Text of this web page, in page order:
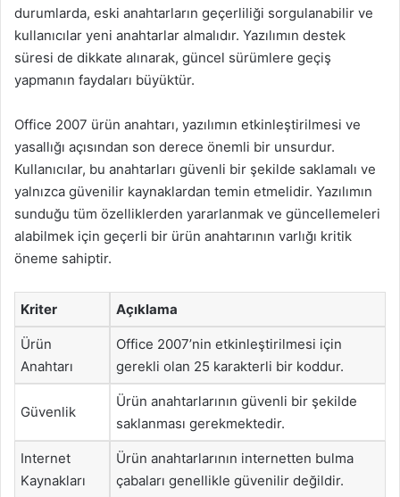
durumlarda, eski anahtarların geçerliliği sorgulanabilir ve
kullanıcılar yeni anahtarlar almalıdır. Yazılımın destek
süresi de dikkate alınarak, güncel sürümlere geçiş
yapmanın faydaları büyüktür.
Office 2007 ürün anahtarı, yazılımın etkinleştirilmesi ve
yasallığı açısından son derece önemli bir unsurdur.
Kullanıcılar, bu anahtarları güvenli bir şekilde saklamalı ve
yalnızca güvenilir kaynaklardan temin etmelidir. Yazılımın
sunduğu tüm özelliklerden yararlanmak ve güncellemeleri
alabilmek için geçerli bir ürün anahtarının varlığı kritik
öneme sahiptir.
Kriter Açıklama
Ürün
Anahtarı
Office 2007’nin etkinleştirilmesi için
gerekli olan 25 karakterli bir koddur.
Güvenlik
Ürün anahtarlarının güvenli bir şekilde
saklanması gerekmektedir.
Internet
Kaynakları
Ürün anahtarlarının internetten bulma
çabaları genellikle güvenilir değildir.